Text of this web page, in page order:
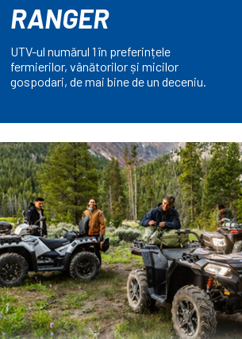
RANGER
UTV-ul numărul 1 în preferințele
fermierilor, vânătorilor și micilor
gospodari, de mai bine de un deceniu.